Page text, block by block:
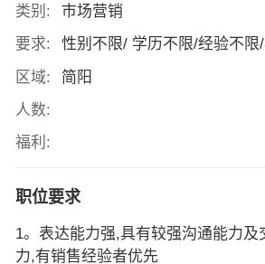
类别:
市场营销
要求:
性别不限/ 学历不限/经验不限
区域:
简阳
人数:
福利:
职位要求
1。表达能力强,具有较强沟通能力及
力,有销售经验者优先